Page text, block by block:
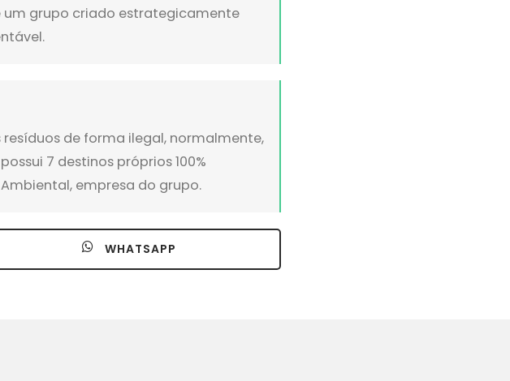
um grupo criado estrategicamente
de forma ilegal, normalmente,
7 destinos próprios 100%
empresa do grupo.
WHATSAPP